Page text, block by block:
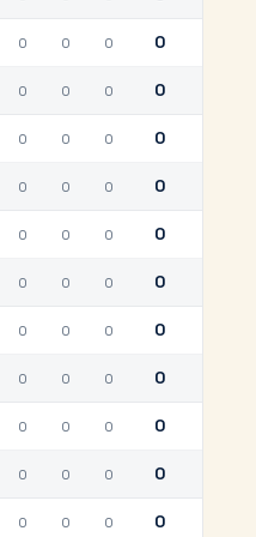
0 0 0 0
0 0 0 0
0 0 0 0
0 0 0 0
0 0 0 0
0 0 0 0
0 0 0 0
0 0 0 0
0 0 0 0
0 0 0 0
0 0 0 0